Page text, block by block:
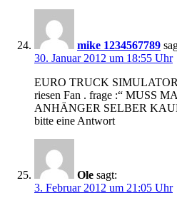
mike 1234567789
30. Januar 2012 um 18:55 Uhr
EURO TRUCK SIMULATOR
riesen Fan . frage :“ MUSS
ANHÄNGER SELBER
bitte eine Antwort
Ole sagt:
3. Februar 2012 um 21:05 Uhr